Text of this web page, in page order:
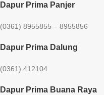
Dapur Prima Panjer
(0361) 8955855 – 8955856​
Dapur Prima Dalung
(0361) 412104
Dapur Prima Buana Raya